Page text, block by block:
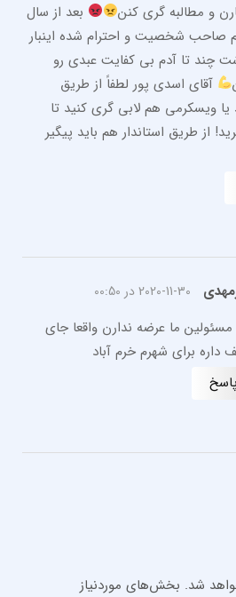
و مطالبه گری کنن
بعد از سال
صاحب شخصیت و احترام شده اینبار
چند تا آدم بی کفایت عبدی رو
آقای اسدی پور لطفاً از طریق
یا ویسکرمی هم لابی گری کنید تا
از طریق استاندار هم باید پیگیر
2020-11-30 در 00:50
مسئولین ما عرضه ندارن واقعا جای
داره برای شهرم خرم آباد
پاسخ
شد. بخش‌های موردنیاز